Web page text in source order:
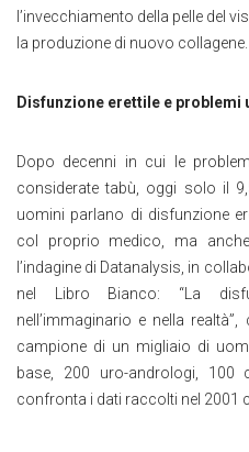
l’invecchiamento della pelle del
la produzione di nuovo collagene.
Disfunzione erettile e problemi
Dopo decenni in cui le
considerate tabù, oggi solo il
uomini parlano di disfunzione
col proprio medico, ma
l’indagine di Datanalysis, in
nel Libro Bianco: “La
nell’immaginario e nella
campione di un migliaio di
base, 200 uro-andrologi, 100
confronta i dati raccolti nel 2001